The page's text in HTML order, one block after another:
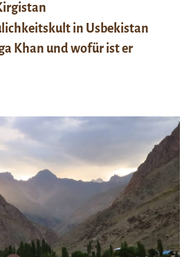
in Usbekistan
Khan und wofür ist er